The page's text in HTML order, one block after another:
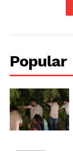
Popular